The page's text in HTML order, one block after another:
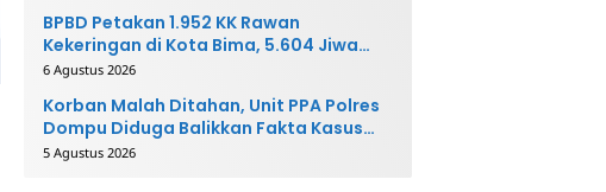
BPBD Petakan 1.952 KK Rawan
Kekeringan di Kota Bima, 5.604 Jiwa
Berpotensi Terdampak
6 Agustus 2026
Korban Malah Ditahan, Unit PPA Polres
Dompu Diduga Balikkan Fakta Kasus
Penganiayaan
5 Agustus 2026